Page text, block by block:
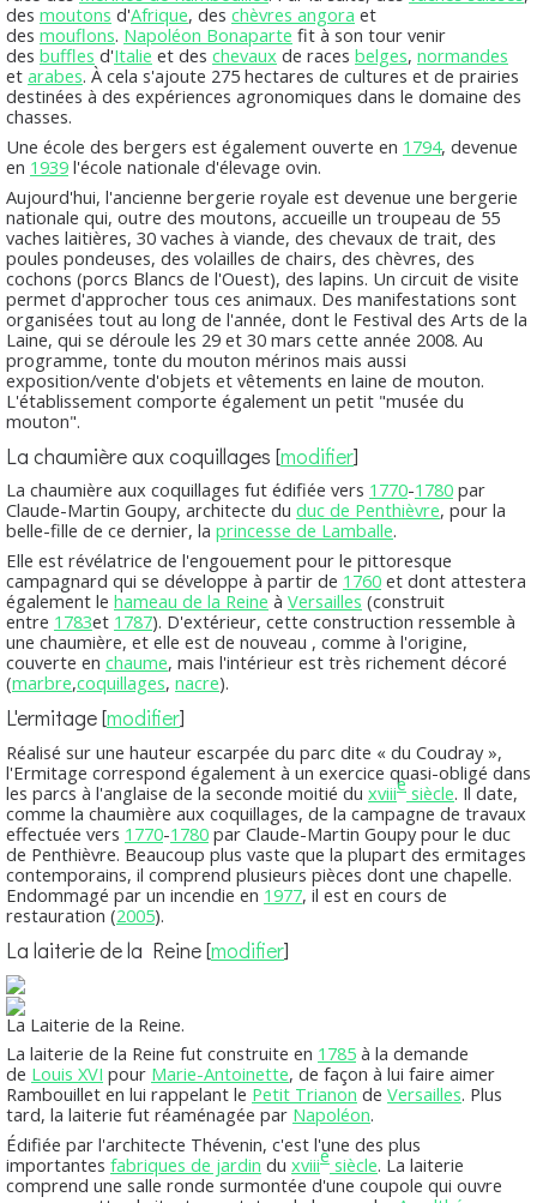
des moutons d'Afrique, des chèvres angora et
des mouflons. Napoléon Bonaparte fit à son tour venir
des buffles d'Italie et des chevaux de races belges, normandes
et arabes. À cela s'ajoute 275 hectares de cultures et de prairies
destinées à des expériences agronomiques dans le domaine des
chasses.
Une école des bergers est également ouverte en 1794, devenue
en 1939 l'école nationale d'élevage ovin.
Aujourd'hui, l'ancienne bergerie royale est devenue une bergerie
nationale qui, outre des moutons, accueille un troupeau de 55
vaches laitières, 30 vaches à viande, des chevaux de trait, des
poules pondeuses, des volailles de chairs, des chèvres, des
cochons (porcs Blancs de l'Ouest), des lapins. Un circuit de visite
permet d'approcher tous ces animaux. Des manifestations sont
organisées tout au long de l'année, dont le Festival des Arts de la
Laine, qui se déroule les 29 et 30 mars cette année 2008. Au
programme, tonte du mouton mérinos mais aussi
exposition/vente d'objets et vêtements en laine de mouton.
L'établissement comporte également un petit "musée du
mouton".
La chaumière aux coquillages [modifier]
La chaumière aux coquillages fut édifiée vers 1770-1780 par
Claude-Martin Goupy, architecte du duc de Penthièvre, pour la
belle-fille de ce dernier, la princesse de Lamballe.
Elle est révélatrice de l'engouement pour le pittoresque
campagnard qui se développe à partir de 1760 et dont attestera
également le hameau de la Reine à Versailles (construit
entre 1783et 1787). D'extérieur, cette construction ressemble à
une chaumière, et elle est de nouveau , comme à l'origine,
couverte en chaume, mais l'intérieur est très richement décoré
(marbre,coquillages, nacre).
L'ermitage[modifier]
Réalisé sur une hauteur escarpée du parc dite « du Coudray »,
l'Ermitage correspond également à un exercice quasi-obligé dans
les parcs à l'anglaise de la seconde moitié du xviiie siècle. Il date,
comme la chaumière aux coquillages, de la campagne de travaux
effectuée vers 1770-1780 par Claude-Martin Goupy pour le duc
de Penthièvre. Beaucoup plus vaste que la plupart des ermitages
contemporains, il comprend plusieurs pièces dont une chapelle.
Endommagé par un incendie en 1977, il est en cours de
restauration (2005).
La laiterie de la Reine[modifier]
La Laiterie de la Reine.
La laiterie de la Reine fut construite en 1785 à la demande
de Louis XVI pour Marie-Antoinette, de façon à lui faire aimer
Rambouillet en lui rappelant le Petit Trianon de Versailles. Plus
tard, la laiterie fut réaménagée par Napoléon.
Édifiée par l'architecte Thévenin, c'est l'une des plus
importantes fabriques de jardin du xviiie siècle. La laiterie
comprend une salle ronde surmontée d'une coupole qui ouvre